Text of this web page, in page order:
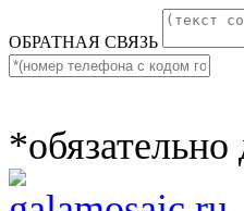
ОБРАТНАЯ СВЯЗЬ